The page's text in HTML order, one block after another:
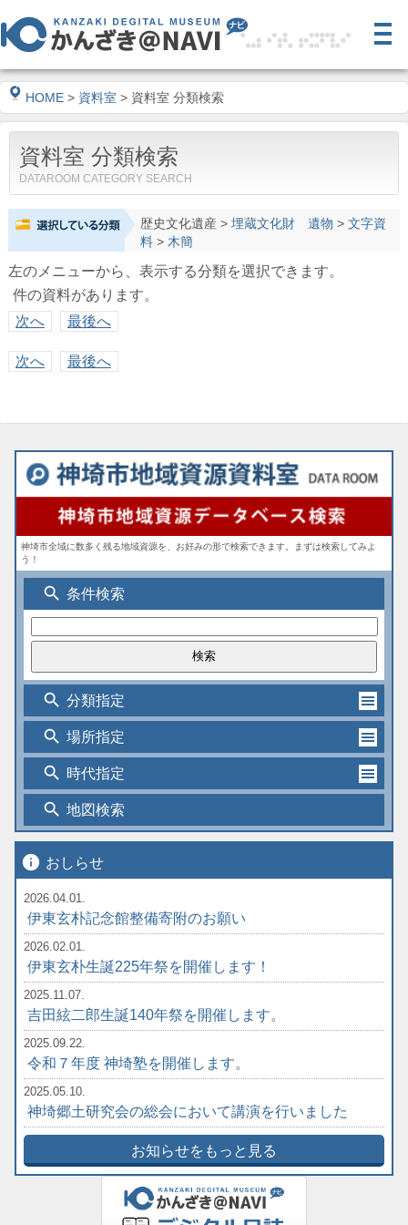
HOME > 資料室 > 資料室 分類検索
資料室 分類検索
DATAROOM CATEGORY SEARCH
歴史文化遺産> 埋蔵文化財 遺物 > 文字資
料> 木簡
左のメニューから、表示する分類を選択できます。
件の資料があります。
次へ
最後へ
次へ 最後へ
神埼市全域に数多く残る地域資源を、お好みの形で検索できます。まずは検索してみよ
う！
search 条件検索
search 分類指定
search 場所指定
search 時代指定
search 地図検索
info おしらせ
2026.04.01.
伊東玄朴記念館整備寄附のお願い
2026.02.01.
伊東玄朴生誕225年祭を開催します！
2025.11.07.
吉田絃二郎生誕140年祭を開催します。
2025.09.22.
令和７年度 神埼塾を開催します。
2025.05.10.
神埼郷土研究会の総会において講演を行いました
お知らせをもっと見る